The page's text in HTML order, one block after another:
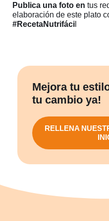
Publica una foto en tus
elaboración de este plato
#RecetaNutrifáci
Mejora tu
tu cambio ya!
RELLENA